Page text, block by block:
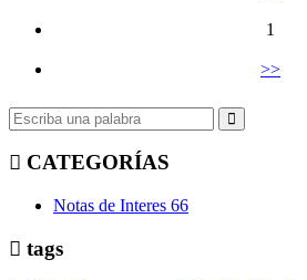
1
>>
CATEGORÍAS
Notas de Interes 66
tags